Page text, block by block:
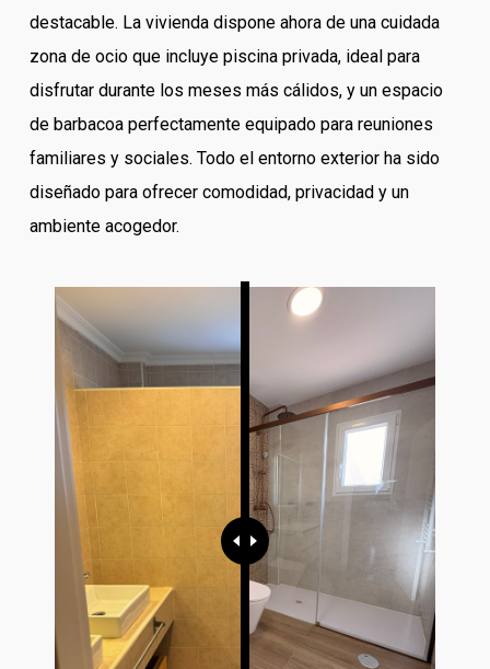
destacable. La vivienda dispone ahora de una cuidada
zona de ocio que incluye piscina privada, ideal para
disfrutar durante los meses más cálidos, y un espacio
de barbacoa perfectamente equipado para reuniones
familiares y sociales. Todo el entorno exterior ha sido
diseñado para ofrecer comodidad, privacidad y un
ambiente acogedor.